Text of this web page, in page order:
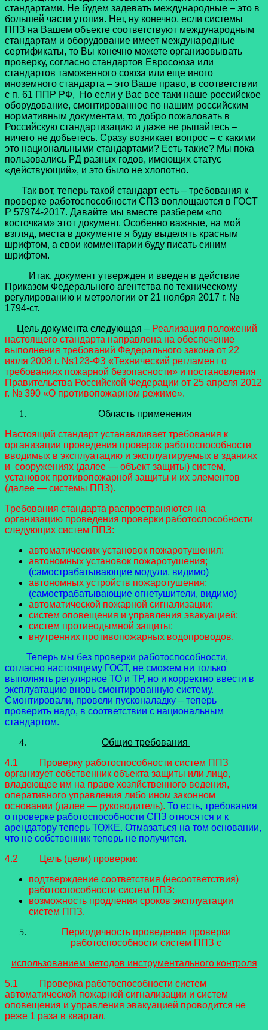
стандартами. Не будем задевать международные – это в
большей части утопия. Нет, ну конечно, если системы
ППЗ на Вашем объекте соответствуют международным
стандартам и оборудование имеет международные
сертификаты, то Вы конечно можете организовывать
проверку, согласно стандартов Евросоюза или
стандартов таможенного союза или еще иного
иноземного стандарта – это Ваше право, в соответствии
с п. 61 ППР РФ, Но если у Вас все таки наше российское
оборудование, смонтированное по нашим российским
нормативным документам, то добро пожаловать в
Российскую стандартизацию и даже не рыпайтесь –
ничего не добьетесь. Сразу возникает вопрос – с какими
это национальными стандартами? Есть такие? Мы пока
пользовались РД разных годов, имеющих статус
«действующий», и это было не хлопотно.
Так вот, теперь такой стандарт есть – требования к
проверке работоспособности СПЗ воплощаются в ГОСТ
Р 57974-2017. Давайте мы вместе разберем «по
косточкам» этот документ. Особенно важные, на мой
взгляд, места в документе я буду выделять красным
шрифтом, а свои комментарии буду писать синим
шрифтом.
Итак, документ утвержден и введен в действие
Приказом Федерального агентства по техническому
регулированию и метрологии от 21 ноября 2017 г. №
1794-ст.
Цель документа следующая – Реализация положений
настоящего стандарта направлена на обеспечение
выполнения требований Федерального закона от 22
июля 2008 г. Ns123-ФЗ «Технический регламент о
требованиях пожарной безопасности» и постановления
Правительства Российской Федерации от 25 апреля 2012
г. № 390 «О противопожарном режиме».
Область применения
Настоящий стандарт устанавливает требования к
организации проведения проверок работоспособности
вводимых в эксплуатацию и эксплуатируемых в зданиях
и сооружениях (далее — объект защиты) систем,
установок противопожарной защиты и их элементов
(далее — системы ППЗ).
Требования стандарта распространяются на
организацию проведения проверки работоспособности
следующих систем ППЗ:
автоматических установок пожаротушения:
автономных установок пожаротушения;
(самострабатывающие модули, видимо)
автономных устройств пожаротушения;
(самострабатывающие огнетушители, видимо)
автоматической пожарной сигнализации:
систем оповещения и управления эвакуацией:
систем протиеодымной защиты:
внутренних противопожарных водопроводов.
Теперь мы без проверки работоспособности,
согласно настоящему ГОСТ, не сможем ни только
выполнять регулярное ТО и ТР, но и корректно ввести в
эксплуатацию вновь смонтированную систему.
Смонтировали, провели пусконаладку – теперь
проверить надо, в соответствии с национальным
стандартом.
Общие требования
4.1 Проверку работоспособности систем ППЗ
организует собственник объекта защиты или лицо,
владеющее им на праве хозяйственного ведения,
оперативного управления либо ином законном
основании (далее — руководитель). То есть, требования
о проверке работоспособности СПЗ относятся и к
арендатору теперь ТОЖЕ. Отмазаться на том основании,
что не собственник теперь не получится.
4.2 Цель (цели) проверки:
подтверждение соответствия (несоответствия)
работоспособности систем ППЗ:
возможность продления сроков эксплуатации
систем ППЗ.
Периодичность проведения проверки
работоспособности систем ППЗ с
использованием методов инструментального контроля
5.1 Проверка работоспособности систем
автоматической пожарной сигнализации и систем
оповещения и управления эвакуацией проводится не
реже 1 раза в квартал.